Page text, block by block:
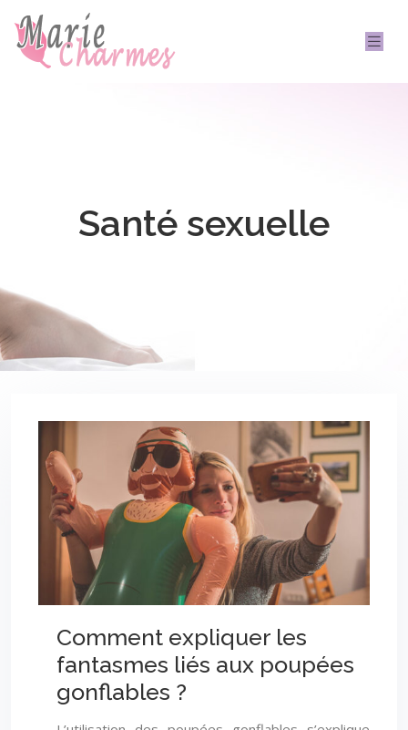
Santé sexuelle
Comment expliquer les
fantasmes liés aux poupées
gonflables ?